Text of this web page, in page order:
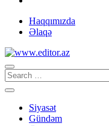
Haqqımızda
Əlaqə
Siyasət
Gündəm